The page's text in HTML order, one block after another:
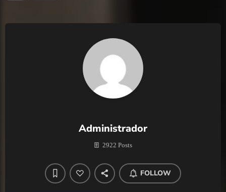
Administrador
2922 Posts
FOLLOW